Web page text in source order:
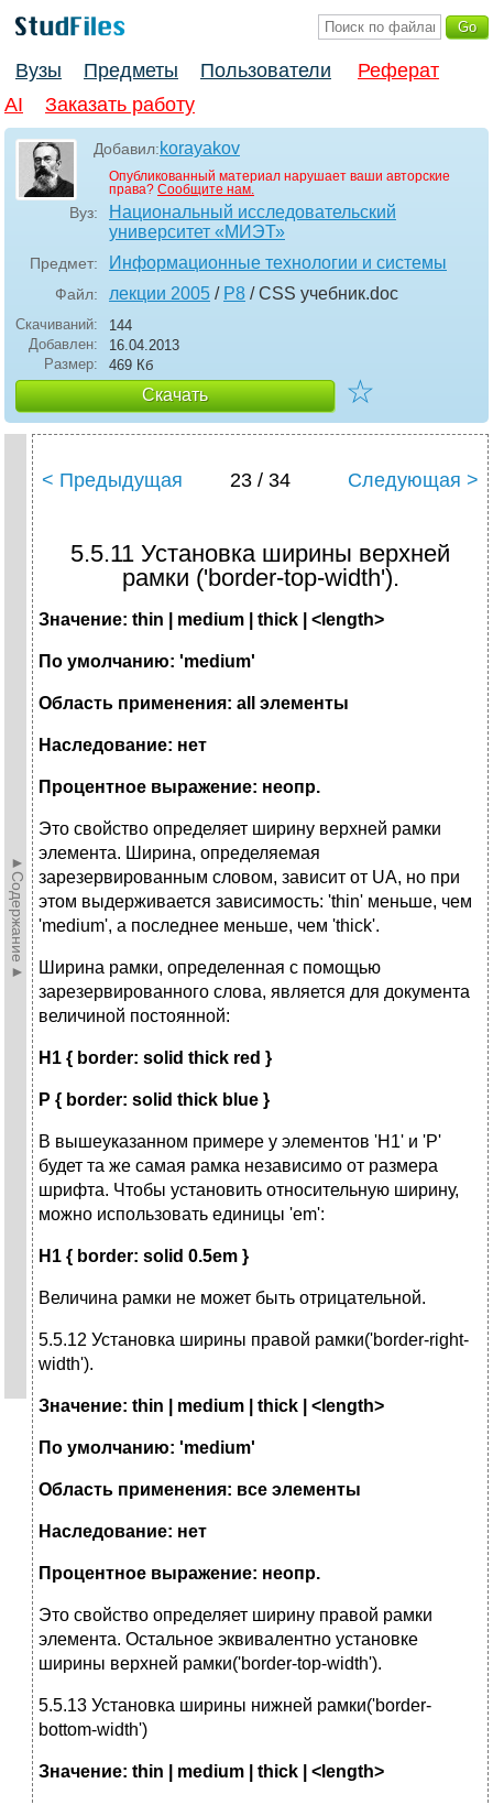
Вузы Предметы Пользователи
Реферат
AI
Заказать работу
Добавил:korayakov
Опубликованный материал нарушает ваши авторские
права? Сообщите нам.
Вуз:
Национальный исследовательский
университет «МИЭТ»
Предмет: Информационные технологии и системы
Файл: лекции 2005 / P8 / CSS учебник.doc
Скачиваний:
144
Добавлен:
16.04.2013
Размер:
469 Кб
Скачать ☆
►Содержание►
< Предыдущая 23 / 34 Следующая >
5.5.11 Установка ширины верхней
рамки ('border-top-width').
Значение: thin | medium | thick | <length>
По умолчанию: 'medium'
Область применения: all элементы
Наследование: нет
Процентное выражение: неопр.
Это свойство определяет ширину верхней рамки
элемента. Ширина, определяемая
зарезервированным словом, зависит от UA, но при
этом выдерживается зависимость: 'thin' меньше, чем
'medium', а последнее меньше, чем 'thick'.
Ширина рамки, определенная с помощью
зарезервированного слова, является для документа
величиной постоянной:
H1 { border: solid thick red }
P { border: solid thick blue }
В вышеуказанном примере у элементов 'H1' и 'P'
будет та же самая рамка независимо от размера
шрифта. Чтобы установить относительную ширину,
можно использовать единицы 'em':
H1 { border: solid 0.5em }
Величина рамки не может быть отрицательной.
5.5.12 Установка ширины правой рамки('border-right-
width').
Значение: thin | medium | thick | <length>
По умолчанию: 'medium'
Область применения: все элементы
Наследование: нет
Процентное выражение: неопр.
Это свойство определяет ширину правой рамки
элемента. Остальное эквивалентно установке
ширины верхней рамки('border-top-width').
5.5.13 Установка ширины нижней рамки('border-
bottom-width')
Значение: thin | medium | thick | <length>